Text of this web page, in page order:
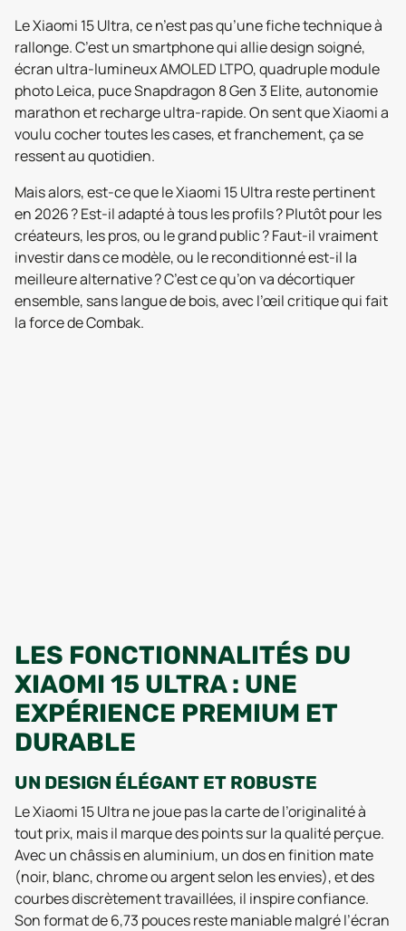
Le Xiaomi 15 Ultra, ce n’est pas qu’une fiche technique à
rallonge. C’est un smartphone qui allie design soigné,
écran ultra-lumineux AMOLED LTPO, quadruple module
photo Leica, puce Snapdragon 8 Gen 3 Elite, autonomie
marathon et recharge ultra-rapide. On sent que Xiaomi a
voulu cocher toutes les cases, et franchement, ça se
ressent au quotidien.
Mais alors, est-ce que le Xiaomi 15 Ultra reste pertinent
en 2026 ? Est-il adapté à tous les profils ? Plutôt pour les
créateurs, les pros, ou le grand public ? Faut-il vraiment
investir dans ce modèle, ou le reconditionné est-il la
meilleure alternative ? C’est ce qu’on va décortiquer
ensemble, sans langue de bois, avec l’œil critique qui fait
la force de Combak.
LES FONCTIONNALITÉS DU
XIAOMI 15 ULTRA : UNE
EXPÉRIENCE PREMIUM ET
DURABLE
UN DESIGN ÉLÉGANT ET ROBUSTE
Le Xiaomi 15 Ultra ne joue pas la carte de l’originalité à
tout prix, mais il marque des points sur la qualité perçue.
Avec un châssis en aluminium, un dos en finition mate
(noir, blanc, chrome ou argent selon les envies), et des
courbes discrètement travaillées, il inspire confiance.
Son format de 6,73 pouces reste maniable malgré l’écran